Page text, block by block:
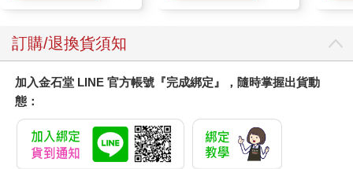
訂購/退換貨須知
加入金石堂 LINE 官方帳號『完成綁定』，隨時掌握出貨動
態：